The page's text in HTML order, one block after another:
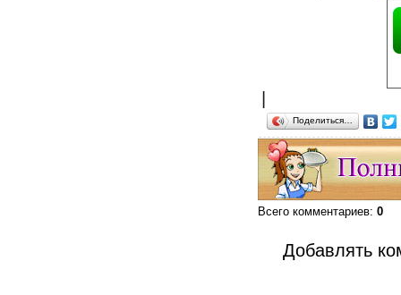
Поделиться…
Всего комментариев: 0
Добавлять